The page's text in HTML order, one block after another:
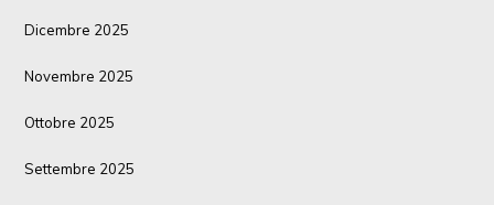
Dicembre 2025
Novembre 2025
Ottobre 2025
Settembre 2025